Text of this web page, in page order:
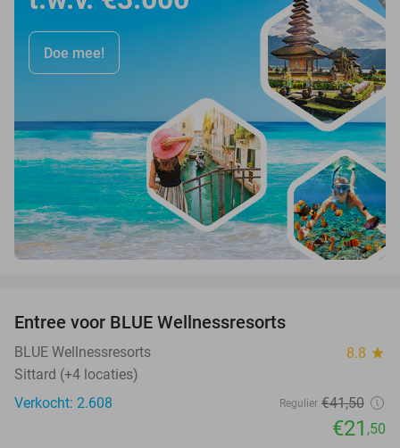
Doe mee!
Entree voor BLUE Wellnessresorts
BLUE Wellnessresorts 8.8 star
Sittard (+4 locaties)
Verkocht: 2.608
Regulier €41,50
€21 ,50